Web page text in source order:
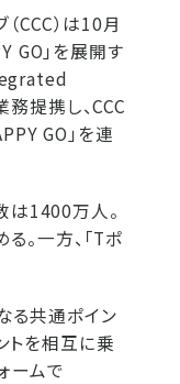
CCC）は10月
GO」を展開す
提携し、CCC
GO」を連
は1400万人。
。一方、「Tポ
る共通ポイン
トを相互に乗
ームで